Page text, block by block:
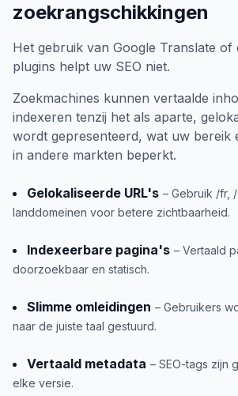
zoekrangschikkingen
Het gebruik van Google Translate of
plugins helpt uw SEO niet.
Zoekmachines kunnen vertaalde
indexeren tenzij het als aparte,
wordt gepresenteerd, wat uw bereik
in andere markten beperkt.
Gelokaliseerde URL's – Gebruik /fr,
landdomeinen voor betere zichtbaarheid.
Indexeerbare pagina's – Vertaald
doorzoekbaar en statisch.
Slimme omleidingen – Gebruikers
naar de juiste taal gestuurd.
Vertaald metadata – SEO-tags zijn
elke versie.